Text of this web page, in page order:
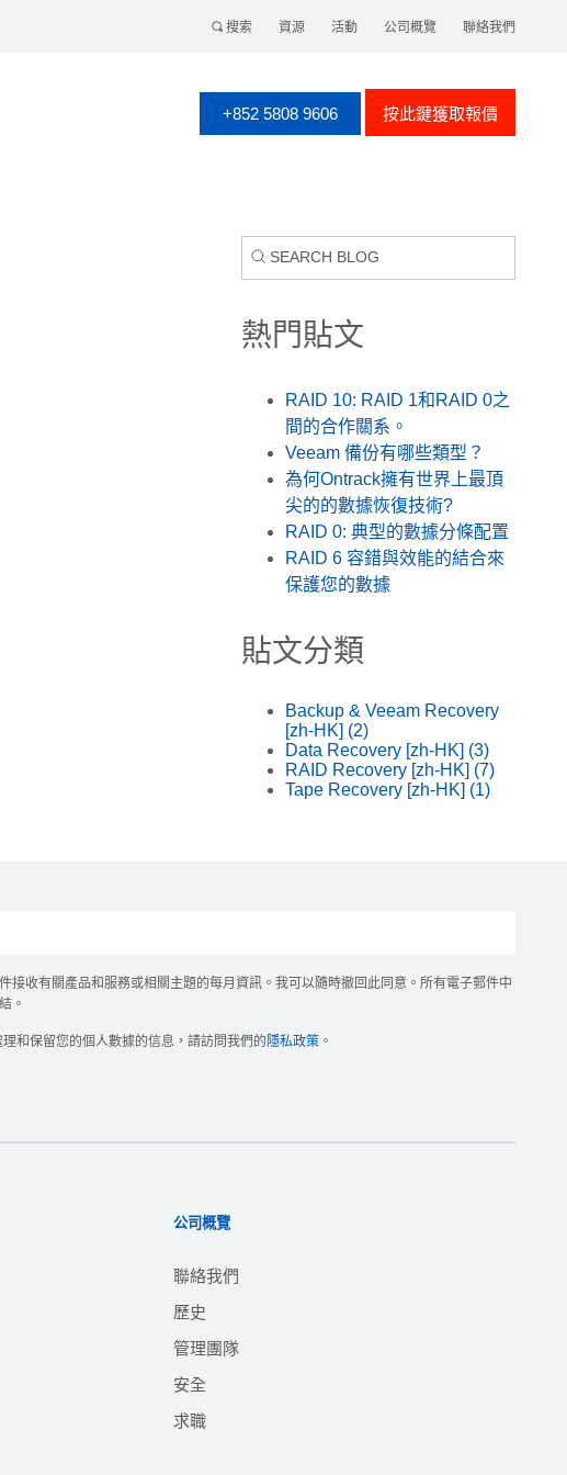
搜索 資源 活動 公司概覽 聯絡我們
+852 5808 9606 按此鍵獲取報價
熱門貼文
RAID 10: RAID 1和RAID 0之
間的合作關系。
Veeam 備份有哪些類型？
為何Ontrack擁有世界上最頂
尖的的數據恢復技術?
RAID 0: 典型的數據分條配置
RAID 6 容錯與效能的結合來
保護您的數據
貼文分類
Backup & Veeam Recovery
[zh-HK] (2)
Data Recovery [zh-HK] (3)
RAID Recovery [zh-HK] (7)
Tape Recovery [zh-HK] (1)
接收有關產品和服務或相關主題的每月資訊。我可以隨時撤回此同意。所有電子郵件中
。
和保留您的個人數據的信息，請訪問我們的 隱私政策。
公司概覽
聯絡我們
歷史
管理團隊
安全
求職